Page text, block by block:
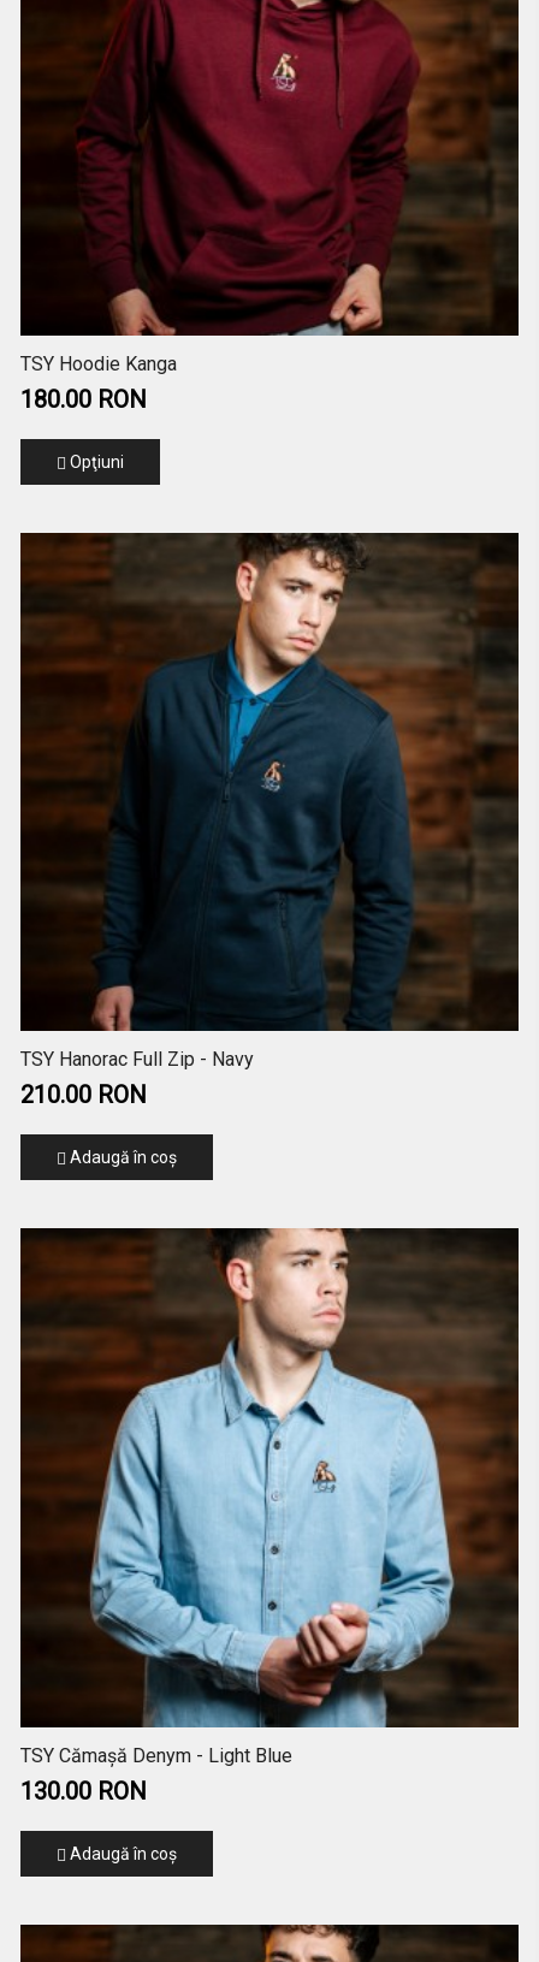
TSY Hoodie Kanga
180.00 RON
Opţiuni
TSY Hanorac Full Zip - Navy
210.00 RON
Adaugă în coş
TSY Cămașă Denym - Light Blue
130.00 RON
Adaugă în coş